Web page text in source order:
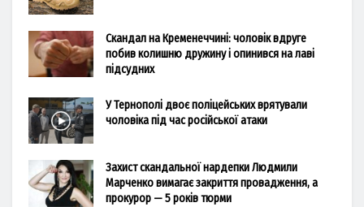
Скандал на Кременеччині: чоловік вдруге
побив колишню дружину і опинився на лаві
підсудних
У Тернополі двоє поліцейських врятували
чоловіка під час російської атаки
Захист скандальної нардепки Людмили
Марченко вимагає закриття провадження, а
прокурор — 5 років тюрми